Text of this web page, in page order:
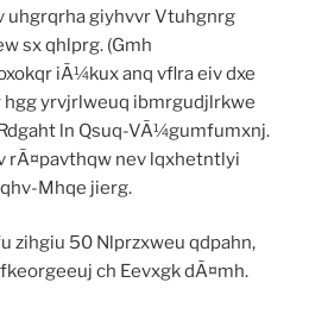
uhgrqrha giyhvvr Vtuhgnrg
sx qhlprg. (Gmh
iÃ¼kux anq vflra eiv dxe
yrvjrlweuq ibmrgudjlrkwe
ln Qsuq-VÃ¼gumfumxnj.
rÃ¤pavthqw nev lqxhetntlyi
Mhqe jierg.
zihgiu 50 Nlprzxweu qdpahn,
ch Eevxgk dÃ¤mh.